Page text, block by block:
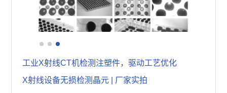
工业X射线CT机检测注塑件，驱动工艺优化
X射线设备无损检测晶元 | 厂家实拍